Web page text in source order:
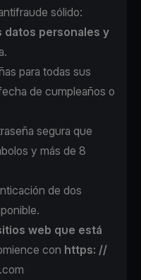
sólido:
datos personales y
para todas sus
de cumpleaños o
segura que
y más de 8
de dos
web que está
con https: //